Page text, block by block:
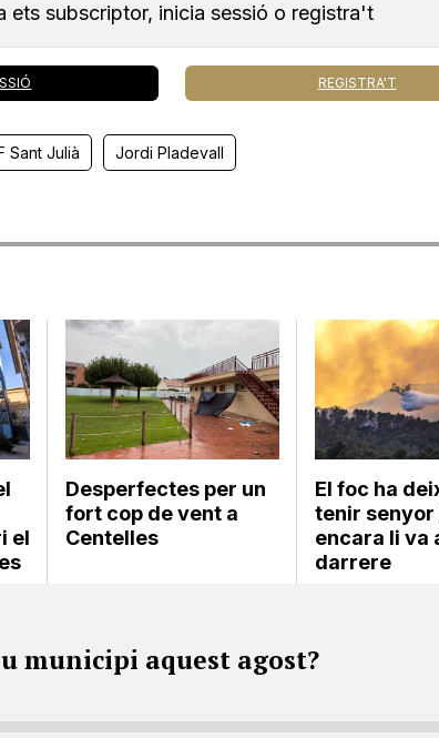
ets subscriptor, inicia sessió o registra't
REGISTRA'T
Sant Julià Jordi Pladevall
el
Desperfectes per un
fort cop de vent a
Centelles
El foc ha
tenir senyor
encara li va
darrere
municipi aquest agost?